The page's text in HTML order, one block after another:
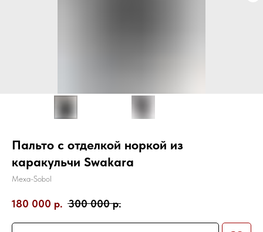
Пальто с отделкой норкой из
каракульчи Swakara
Mexa-Sobol
180 000 р. 300 000 р.